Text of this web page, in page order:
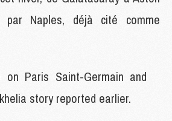
Naples, déjà cité comme
Paris Saint-Germain and
story reported earlier.